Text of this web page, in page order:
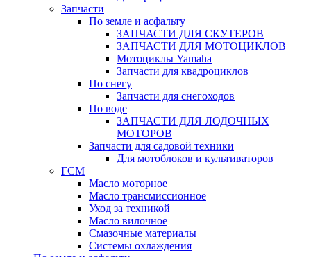
Запчасти
По земле и асфальту
ЗАПЧАСТИ ДЛЯ СКУТЕРОВ
ЗАПЧАСТИ ДЛЯ МОТОЦИКЛОВ
Мотоциклы Yamaha
Запчасти для квадроциклов
По снегу
Запчасти для снегоходов
По воде
ЗАПЧАСТИ ДЛЯ ЛОДОЧНЫХ
МОТОРОВ
Запчасти для садовой техники
Для мотоблоков и культиваторов
ГСМ
Масло моторное
Масло трансмиссионное
Уход за техникой
Масло вилочное
Смазочные материалы
Системы охлаждения